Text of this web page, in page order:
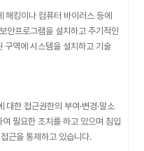
킹이나 컴퓨터 바이러스 등에
안프로그램을 설치하고 주기적인
구역에 시스템을 설치하고 기술
한 접근권한의 부여·변경·말소
필요한 조치를 하고 있으며 침입
근을 통제하고 있습니다.